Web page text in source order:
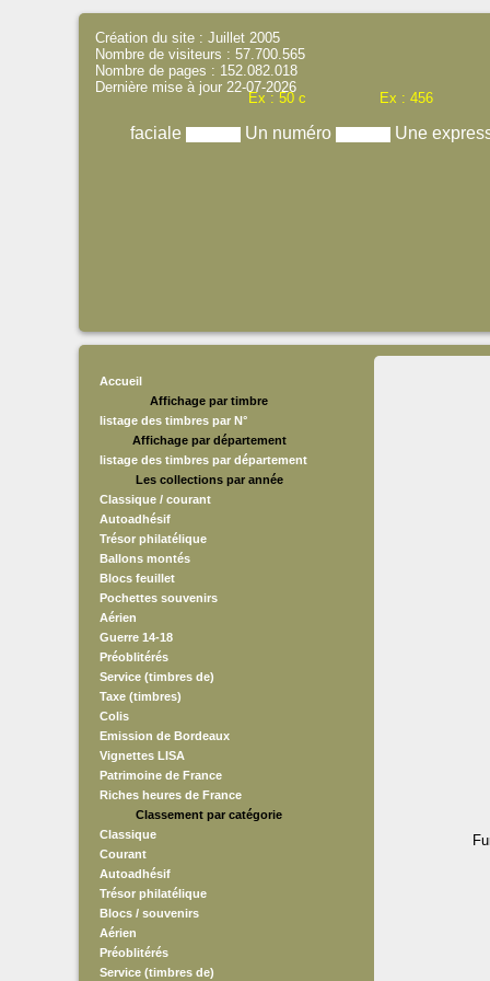
Ex : 50 c Ex : 456
faciale Un numéro Une
Création du site : Juillet 2005
Nombre de visiteurs : 57.700.565
Nombre de pages : 152.082.018
Dernière mise à jour 22-07-2026
Accueil
Affichage par timbre
listage des timbres par N°
Affichage par département
listage des timbres par département
Les collections par année
Classique / courant
Autoadhésif
Trésor philatélique
Ballons montés
Blocs feuillet
Pochettes souvenirs
Aérien
Guerre 14-18
Préoblitérés
Service (timbres de)
Taxe (timbres)
Colis
Emission de Bordeaux
Vignettes LISA
Patrimoine de France
Riches heures de France
Classement par catégorie
Classique
Courant
Autoadhésif
Trésor philatélique
Blocs / souvenirs
Aérien
Préoblitérés
Service (timbres de)